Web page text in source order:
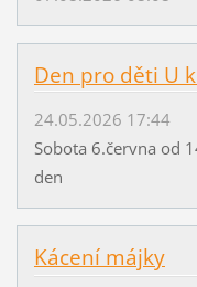
Den pro děti U
24.05.2026 17:44
Sobota 6.června od
den
Kácení májky